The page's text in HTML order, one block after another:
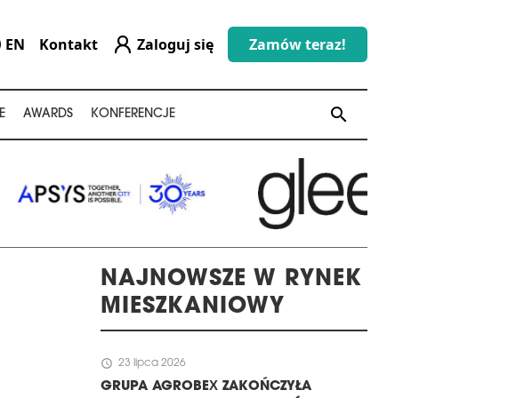
EN Kontakt Zaloguj się Zamów teraz!
AWARDS KONFERENCJE search
NAJNOWSZE W RYNEK
MIESZKANIOWY
schedule 23 lipca 2026
GRUPA AGROBEX ZAKOŃCZYŁA